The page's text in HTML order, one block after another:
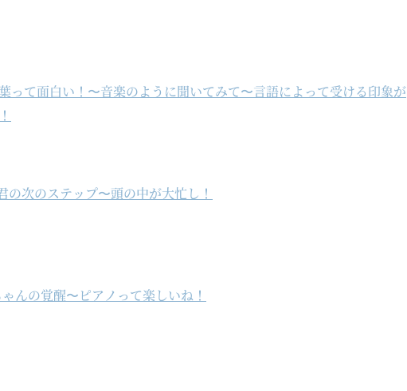
って面白い！〜音楽のように聞いてみて〜言語によって受ける印象が
の次のステップ〜頭の中が大忙し！
んの覚醒〜ピアノって楽しいね！